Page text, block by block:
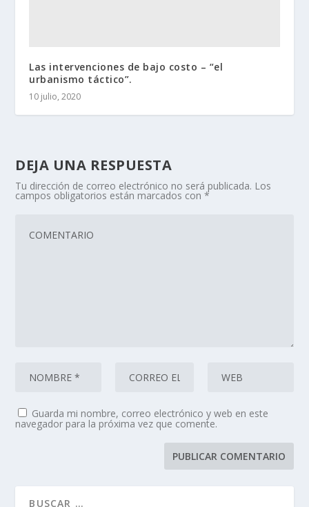
Las intervenciones de bajo costo – “el
urbanismo táctico”.
10 julio, 2020
DEJA UNA RESPUESTA
Tu dirección de correo electrónico no será publicada. Los
campos obligatorios están marcados con*
Guarda mi nombre, correo electrónico y web en este
navegador para la próxima vez que comente.